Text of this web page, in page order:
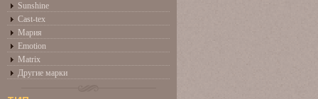
Sunshine
Cast-tex
Мария
Emotion
Matrix
Другие марки